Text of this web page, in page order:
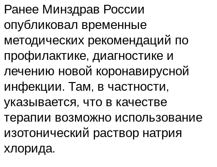
Ранее Минздрав России
опубликовал временные
методических рекомендаций по
профилактике, диагностике и
лечению новой коронавирусной
инфекции. Там, в частности,
указывается, что в качестве
терапии возможно использование
изотонический раствор натрия
хлорида.